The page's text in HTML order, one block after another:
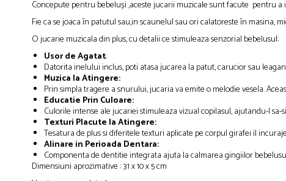
Concepute pentru bebeluși ,aceste jucarii muzicale sunt facute pentru
Fie ca se joaca în patutul sau,in scaunelul sau ori calatoreste în masina,
O jucarie muzicala din plus, cu detalii ce stimuleaza senzorial bebelusul:
Usor de Agatat:
Datorita inelului inclus, poti atasa jucarea la patut, carucior sau
Muzica la Atingere:
Prin simpla tragere a snurului, jucaria va emite o melodie vesela.
Educatie Prin Culoare:
Culorile intense ale jucariei stimuleaza vizual copilasul, ajutandu-l
Texturi Placute la Atingere:
Tesatura de plus si diferitele texturi aplicate pe corpul girafei il
Alinare in Perioada Dentara:
Componenta de dentitie integrata ajuta la calmarea gingiilor
Dimensiuni aprozimative : 31 x 10 x 5 cm